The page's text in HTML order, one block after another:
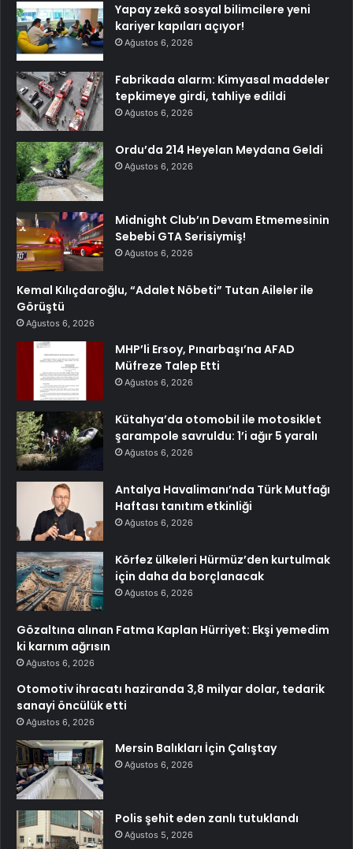
Yapay zekâ sosyal bilimcilere yeni
kariyer kapıları açıyor!
Ağustos 6, 2026
Fabrikada alarm: Kimyasal maddeler
tepkimeye girdi, tahliye edildi
Ağustos 6, 2026
Ordu’da 214 Heyelan Meydana Geldi
Ağustos 6, 2026
Midnight Club’ın Devam Etmemesinin
Sebebi GTA Serisiymiş!
Ağustos 6, 2026
Kemal Kılıçdaroğlu, “Adalet Nöbeti” Tutan Aileler ile
Görüştü
Ağustos 6, 2026
MHP’li Ersoy, Pınarbaşı’na AFAD
Müfreze Talep Etti
Ağustos 6, 2026
Kütahya’da otomobil ile motosiklet
şarampole savruldu: 1’i ağır 5 yaralı
Ağustos 6, 2026
Antalya Havalimanı’nda Türk Mutfağı
Haftası tanıtım etkinliği
Ağustos 6, 2026
Körfez ülkeleri Hürmüz’den kurtulmak
için daha da borçlanacak
Ağustos 6, 2026
Gözaltına alınan Fatma Kaplan Hürriyet: Ekşi yemedim
ki karnım ağrısın
Ağustos 6, 2026
Otomotiv ihracatı haziranda 3,8 milyar dolar, tedarik
sanayi öncülük etti
Ağustos 6, 2026
Mersin Balıkları İçin Çalıştay
Ağustos 6, 2026
Polis şehit eden zanlı tutuklandı
Ağustos 5, 2026